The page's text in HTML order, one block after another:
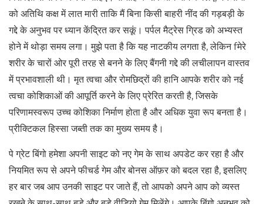
को अतिथि कक्ष में लात मारी ताकि मैं बिना किसी बाहरी नींद की गड़बड़ी के
गद्दे के अनुभव पर ध्यान केंद्रित कर सकूं। पर्पल मैट्रेस ग्रिड को अभ्यस्त
होने में थोड़ा समय लगा। मुझे पता है कि यह नाटकीय लगता है, लेकिन fमेरे
शरीर के चारों ओर पूरी तरह से बनने के लिए बैंगनी गद्दे की लचीलापन वास्तव
में प्रभावशाली थी। मृत त्वचा और रोमछिद्रों की हानि आपके शरीर को नई
त्वचा कोशिकाओं की आपूर्ति करने के लिए प्रेरित करती है, जिसके
परिणामस्वरूप उच्च कोशिका निर्माण होता है और अधिक युवा रूप बनता है।
प्रीक्टिकल हिस्सा जब्ती तक का मुख्य समय है।
पे ग्रेट बिंगो हमेशा अपनी साइट को नए गेम के साथ अपडेट कर रहा है और
नियमित रूप से अपने फीचर्ड गेम और बोनस ऑफ़र को बदल रहा है, इसलिए
हर बार जब आप उनकी साइट पर जाते हैं, तो आपको अपने आप को व्यस्त